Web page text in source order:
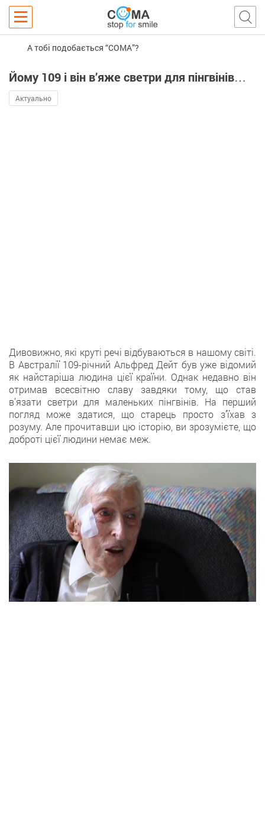
А тобі подобається “COMA”?
Йому 109 і він в’яже светри для пінгвінів…
Актуально
Дивовижно, які круті речі відбуваються в нашому світі.
В Австралії 109-річний Альфред Дейт був уже відомий
як найстаріша людина цієї країни. Однак недавно він
отримав всесвітню славу завдяки тому, що став
в’язати светри для маленьких пінгвінів. На перший
погляд може здатися, що старець просто з’їхав з
розуму. Але прочитавши цю історію, ви зрозумієте, що
доброті цієї людини немає меж.